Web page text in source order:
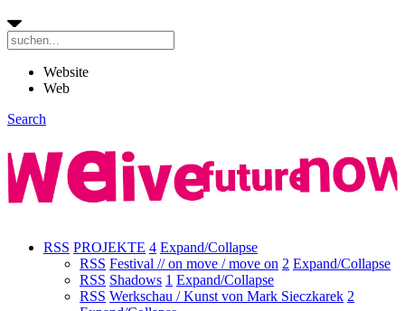
Website
Web
Search
RSS PROJEKTE 4 Expand/Collapse
RSS Festival // on move / move on 2 Expand/Collapse
RSS Shadows 1 Expand/Collapse
RSS Werkschau / Kunst von Mark Sieczkarek 2